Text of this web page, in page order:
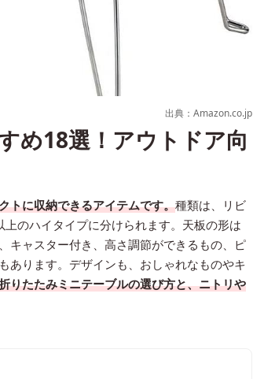
出典：Amazon.co.jp
め18選！アウトドア向
トに収納できるアイテムです。種類は、リビ
のハイタイプに分けられます。天板の形は
キャスター付き、高さ調節ができるもの、ピ
あります。デザインも、おしゃれなものやキ
りたたみミニテーブルの選び方と、ニトリや